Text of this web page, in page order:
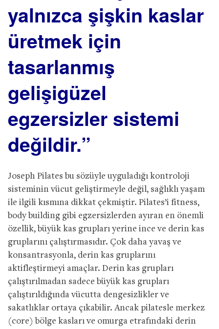
yalnızca şişkin kaslar
üretmek için
tasarlanmış
gelişigüzel
egzersizler sistemi
değildir.”
Joseph Pilates bu sözüyle uyguladığı kontroloji
sisteminin vücut geliştirmeyle değil, sağlıklı yaşam
ile ilgili kısmına dikkat çekmiştir. Pilates’i fitness,
body building gibi egzersizlerden ayıran en önemli
özellik, büyük kas grupları yerine ince ve derin kas
gruplarını çalıştırmasıdır. Çok daha yavaş ve
konsantrasyonla, derin kas gruplarını
aktifleştirmeyi amaçlar. Derin kas grupları
çalıştırılmadan sadece büyük kas grupları
çalıştırıldığında vücutta dengesizlikler ve
sakatlıklar ortaya çıkabilir. Ancak pilatesle merkez
(core) bölge kasları ve omurga etrafındaki derin